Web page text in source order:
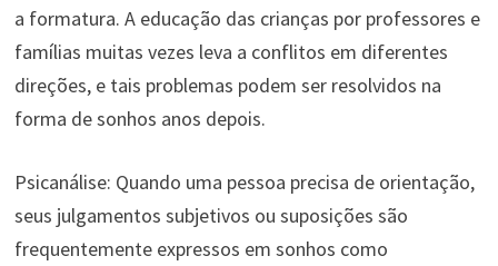
a formatura. A educação das crianças por professores e
famílias muitas vezes leva a conflitos em diferentes
direções, e tais problemas podem ser resolvidos na
forma de sonhos anos depois.
Psicanálise: Quando uma pessoa precisa de orientação,
seus julgamentos subjetivos ou suposições são
frequentemente expressos em sonhos como